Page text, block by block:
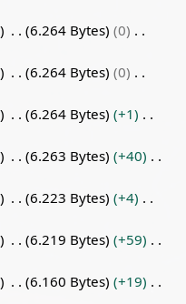
6.264 Bytes
0
6.264 Bytes
0
6.264 Bytes
+1
6.263 Bytes
+40
6.223 Bytes
+4
6.219 Bytes
+59
6.160 Bytes
+19